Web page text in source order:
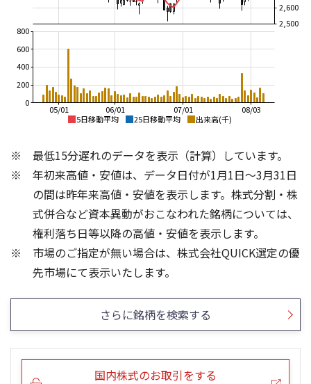
5日移動平均 25日移動平均 出来高(千)
08/03
07/01
06/01
05/01
2,500
2,600
0
200
400
600
800
13週移動平均 26週移動平均 出来高(千)
1,500
2,500
3,000
3,500
4,000
0
300
5ヶ月移動平均 25ヶ月移動平均 出来高(千)
1,000
2,000
3,000
3,500
4,000
0
300
最低15分遅れのデータを表示（計算）しています。
年初来高値・安値は、データ日付が1月1日～3月31日
の間は昨年来高値・安値を表示します。株式分割・株
式併合など資本異動がおこなわれた銘柄については、
権利落ち日等以降の高値・安値を表示します。
市場のご指定が無い場合は、株式会社QUICK選定の優
先市場にて表示いたします。
さらに銘柄を検索する
国内株式のお取引をする